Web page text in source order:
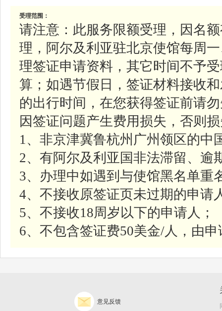
受理范围：
请注意：此服务限额受理，因名
理，阿尔及利亚驻北京使馆每周
理签证申请资料，其它时间不予
算；如遇节假日，签证材料接收
的出行时间，在您获得签证前请
因签证问题产生费用损失，否则
1、非京津冀鲁杭州广州领区的中
2、有阿尔及利亚国非法滞留、逾
3、办理中如遇到与使馆黑名单重
4、不接收原签证页未过期的申请
5、不接收18周岁以下的申请人；
6、不包含签证费50美金/人，由
意见反馈